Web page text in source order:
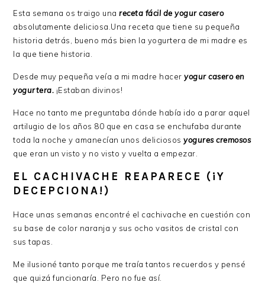
Esta semana os traigo una receta fácil de yogur casero
absolutamente deliciosa.Una receta que tiene su pequeña
historia detrás, bueno más bien la yogurtera de mi madre es
la que tiene historia.
Desde muy pequeña veía a mi madre haceryogur casero en
yogurtera. ¡Estaban divinos!
Hace no tanto me preguntaba dónde había ido a parar aquel
artilugio de los años 80 que en casa se enchufaba durante
toda la noche y amanecían unos deliciososyogures cremosos
que eran un visto y no visto y vuelta a empezar.
EL CACHIVACHE REAPARECE (¡Y
DECEPCIONA!)
Hace unas semanas encontré el cachivache en cuestión con
su base de color naranja y sus ocho vasitos de cristal con
sus tapas.
Me ilusioné tanto porque me traía tantos recuerdos y pensé
que quizá funcionaría. Pero no fue así.